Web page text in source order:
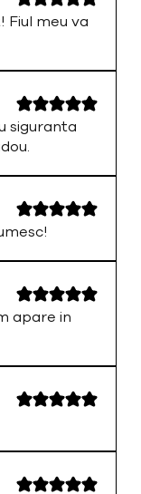
Fiul meu va
siguranta
apare in